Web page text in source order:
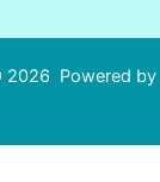
2026 Powered by